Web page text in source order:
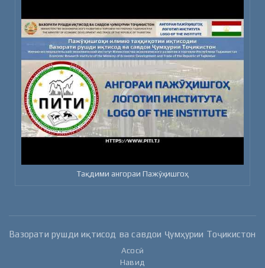
Тақдими ангораи Пажӯҳишгоҳ
Вазорати рушди иқтисод ва савдои Ҷумҳурии Тоҷикистон
Асосӣ
Навид